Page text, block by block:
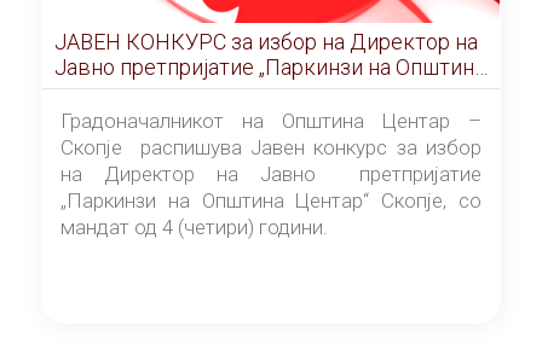
ЈАВЕН КОНКУРС за избор на Директор на
Јавно претпријатие „Паркинзи на Општина
Центар“ – Скопје
Градоначалникот на Општина Центар –
Скопје распишува Јавен конкурс за избор
на Директор на Јавно претпријатие
„Паркинзи на Општина Центар“ Скопје, со
мандат од 4 (четири) години.